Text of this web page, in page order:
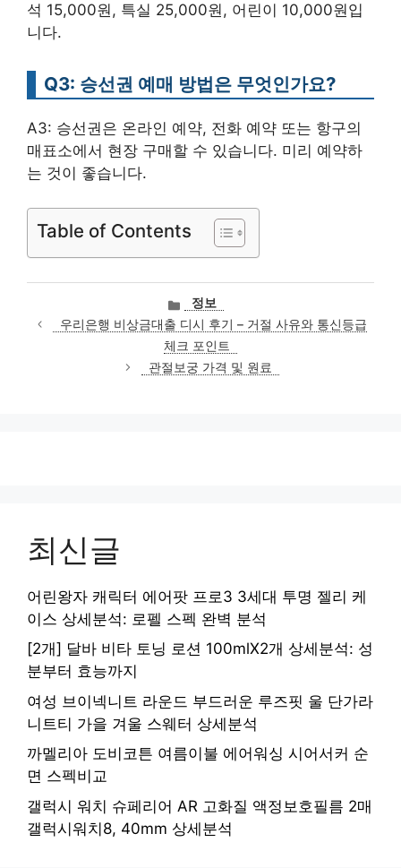
석 15,000원, 특실 25,000원, 어린이 10,000원입
니다.
Q3: 승선권 예매 방법은 무엇인가요?
A3: 승선권은 온라인 예약, 전화 예약 또는 항구의
매표소에서 현장 구매할 수 있습니다. 미리 예약하
는 것이 좋습니다.
Table of Contents
카
테
고
리
정보
우리은행 비상금대출 디시 후기 – 거절 사유와 통신등급
체크 포인트
관절보궁 가격 및 원료
최신글
어린왕자 캐릭터 에어팟 프로3 3세대 투명 젤리 케
이스 상세분석: 로펠 스펙 완벽 분석
[2개] 달바 비타 토닝 로션 100mlX2개 상세분석: 성
분부터 효능까지
여성 브이넥니트 라운드 부드러운 루즈핏 울 단가라
니트티 가을 겨울 스웨터 상세분석
까멜리아 도비코튼 여름이불 에어워싱 시어서커 순
면 스펙비교
갤럭시 워치 슈페리어 AR 고화질 액정보호필름 2매
갤럭시워치8, 40mm 상세분석